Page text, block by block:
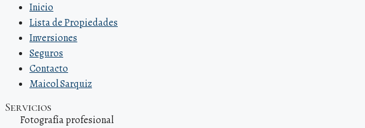
Inicio
Lista de Propiedades
Inversiones
Seguros
Contacto
Maicol Sarquiz
Servicios
Fotografía profesional